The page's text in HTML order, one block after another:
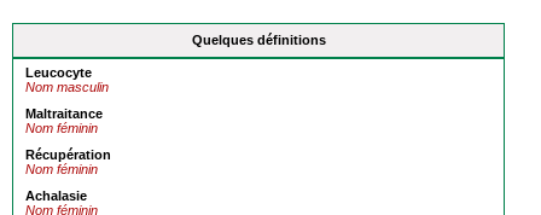
Quelques définitions
Leucocyte
Nom masculin
Maltraitance
Nom féminin
Récupération
Nom féminin
Achalasie
Nom féminin